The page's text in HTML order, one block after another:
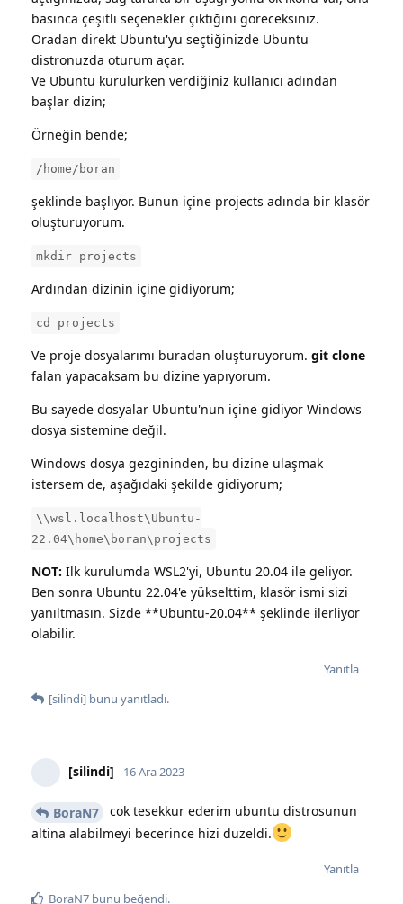
basınca çeşitli seçenekler çıktığını göreceksiniz.
Oradan direkt Ubuntu'yu seçtiğinizde Ubuntu
distronuzda oturum açar.
Ve Ubuntu kurulurken verdiğiniz kullanıcı adından
başlar dizin;
Örneğin bende;
/home/boran
şeklinde başlıyor. Bunun içine projects adında bir klasör
oluşturuyorum.
mkdir projects
Ardından dizinin içine gidiyorum;
cd projects
Ve proje dosyalarımı buradan oluşturuyorum. git clone
falan yapacaksam bu dizine yapıyorum.
Bu sayede dosyalar Ubuntu'nun içine gidiyor Windows
dosya sistemine değil.
Windows dosya gezgininden, bu dizine ulaşmak
istersem de, aşağıdaki şekilde gidiyorum;
\\wsl.localhost\Ubuntu-
22.04\home\boran\projects
NOT: İlk kurulumda WSL2'yi, Ubuntu 20.04 ile geliyor.
Ben sonra Ubuntu 22.04'e yükselttim, klasör ismi sizi
yanıltmasın. Sizde **Ubuntu-20.04** şeklinde ilerliyor
olabilir.
Yanıtla
[silindi] bunu yanıtladı.
[silindi] 16 Ara 2023
BoraN7
cok tesekkur ederim ubuntu distrosunun
altina alabilmeyi becerince hizi duzeldi.
Yanıtla
BoraN7 bunu beğendi.